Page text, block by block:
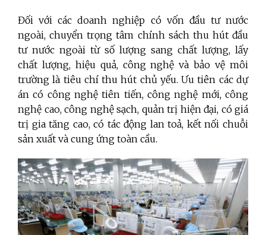
Đối với các doanh nghiệp có vốn đầu tư nước
ngoài, chuyển trọng tâm chính sách thu hút đầu
tư nước ngoài từ số lượng sang chất lượng, lấy
chất lượng, hiệu quả, công nghệ và bảo vệ môi
trường là tiêu chí thu hút chủ yếu. Ưu tiên các dự
án có công nghệ tiên tiến, công nghệ mới, công
nghệ cao, công nghệ sạch, quản trị hiện đại, có giá
trị gia tăng cao, có tác động lan toả, kết nối chuỗi
sản xuất và cung ứng toàn cầu.